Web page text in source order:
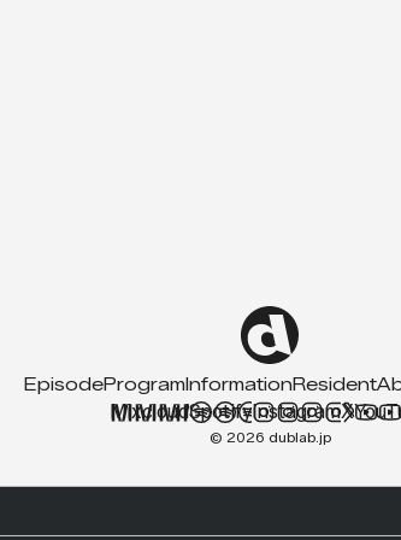
EpisodeProgramInformationResident
MixcloudSpotifyInstagramX
© 2026 dublab.jp